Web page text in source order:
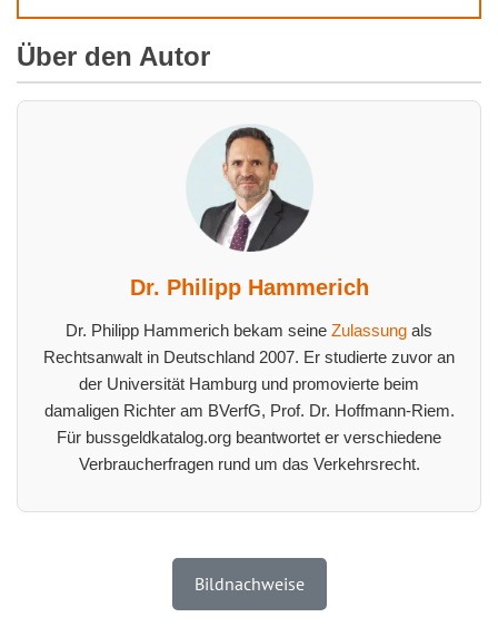
Über den Autor
Dr. Philipp Hammerich
Dr. Philipp Hammerich bekam seine Zulassung als
Rechtsanwalt in Deutschland 2007. Er studierte zuvor an
der Universität Hamburg und promovierte beim
damaligen Richter am BVerfG, Prof. Dr. Hoffmann-Riem.
Für bussgeldkatalog.org beantwortet er verschiedene
Verbraucherfragen rund um das Verkehrsrecht.
Bildnachweise